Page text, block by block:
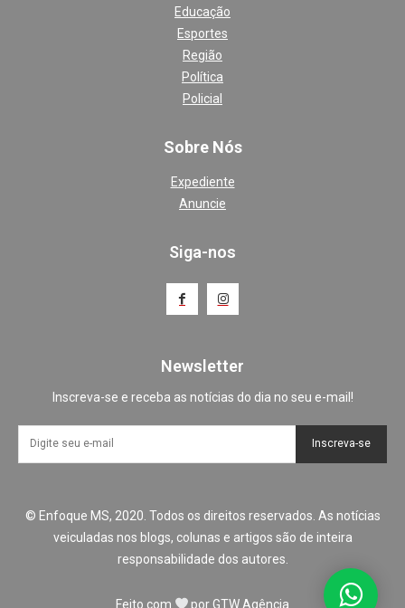
Educação
Esportes
Região
Política
Policial
Sobre Nós
Expediente
Anuncie
Siga-nos
Newsletter
Inscreva-se e receba as notícias do dia no seu e-mail!
Inscreva-se
© Enfoque MS, 2020. Todos os direitos reservados. As notícias
veiculadas nos blogs, colunas e artigos são de inteira
responsabilidade dos autores.
Feito com porGTW Agência